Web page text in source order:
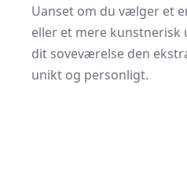
Uanset om du vælger et
eller et mere kunstnerisk
dit soveværelse den
unikt og personligt.